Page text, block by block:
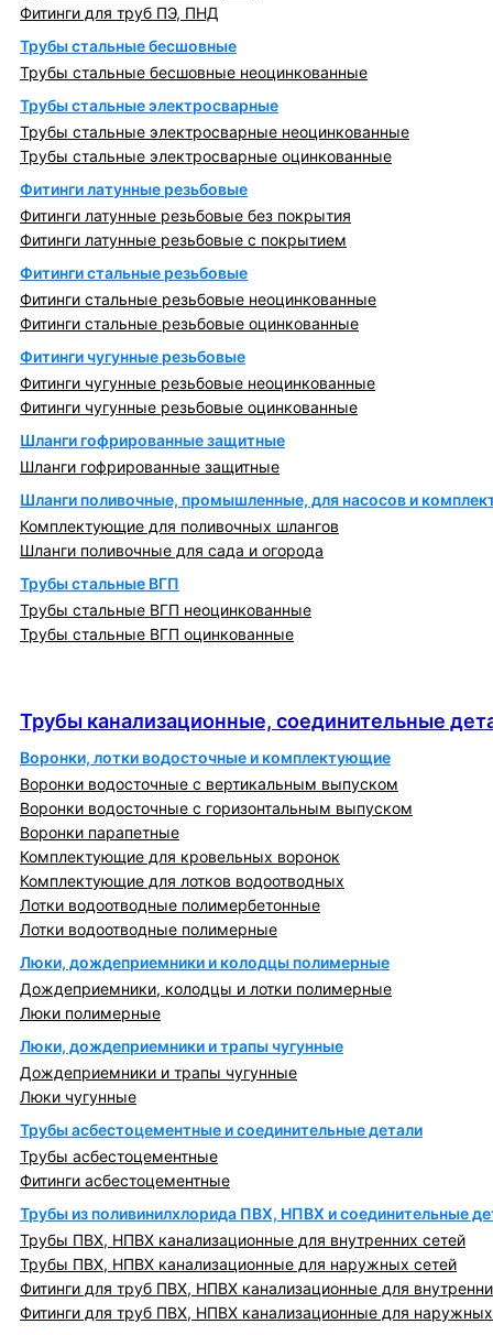
Фитинги для труб ПЭ, ПНД
Трубы стальные бесшовные
Трубы стальные бесшовные неоцинкованные
Трубы стальные электросварные
Трубы стальные электросварные неоцинкованные
Трубы стальные электросварные оцинкованные
Фитинги латунные резьбовые
Фитинги латунные резьбовые без покрытия
Фитинги латунные резьбовые с покрытием
Фитинги стальные резьбовые
Фитинги стальные резьбовые неоцинкованные
Фитинги стальные резьбовые оцинкованные
Фитинги чугунные резьбовые
Фитинги чугунные резьбовые неоцинкованные
Фитинги чугунные резьбовые оцинкованные
Шланги гофрированные защитные
Шланги гофрированные защитные
Шланги поливочные, промышленные, для насосов и
Комплектующие для поливочных шлангов
Шланги поливочные для сада и огорода
Трубы стальные ВГП
Трубы стальные ВГП неоцинкованные
Трубы стальные ВГП оцинкованные
Трубы канализационные, соединительные
Воронки, лотки водосточные и комплектующие
Воронки водосточные с вертикальным выпуском
Воронки водосточные с горизонтальным выпуском
Воронки парапетные
Комплектующие для кровельных воронок
Комплектующие для лотков водоотводных
Лотки водоотводные полимербетонные
Лотки водоотводные полимерные
Люки, дождеприемники и колодцы полимерные
Дождеприемники, колодцы и лотки полимерные
Люки полимерные
Люки, дождеприемники и трапы чугунные
Дождеприемники и трапы чугунные
Люки чугунные
Трубы асбестоцементные и соединительные детали
Трубы асбестоцементные
Фитинги асбестоцементные
Трубы из поливинилхлорида ПВХ, НПВХ и соединительные
Трубы ПВХ, НПВХ канализационные для внутренних сетей
Трубы ПВХ, НПВХ канализационные для наружных сетей
Фитинги для труб ПВХ, НПВХ канализационные для
Фитинги для труб ПВХ, НПВХ канализационные для